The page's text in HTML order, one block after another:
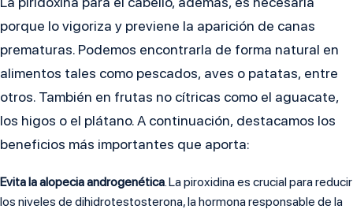
porque lo vigoriza y previene la aparición de canas
prematuras. Podemos encontrarla de forma natural en
alimentos tales como pescados, aves o patatas, entre
otros. También en frutas no cítricas como el aguacate,
los higos o el plátano. A continuación, destacamos los
beneficios más importantes que aporta:
Evita la alopecia androgenética. La piroxidina es crucial para reducir
los niveles de dihidrotestosterona, la hormona responsable de la